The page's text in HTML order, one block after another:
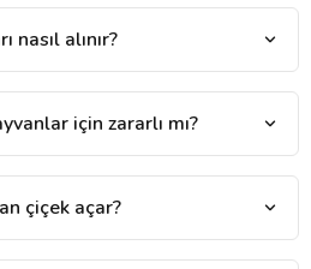
nasıl alınır?
için zararlı mı?
çiçek açar?